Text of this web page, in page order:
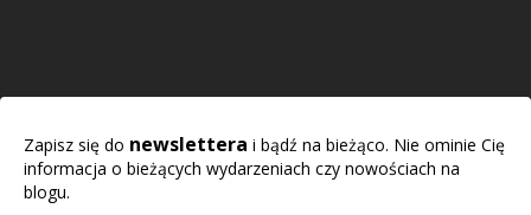
Zapisz się do newslettera i bądź na bieżąco. Nie ominie Cię
informacja o bieżących wydarzeniach czy nowościach na
blogu.